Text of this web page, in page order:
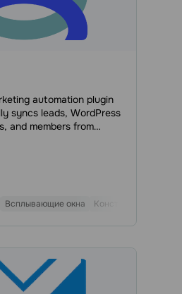
automation plugin
syncs leads, WordPress
and members from
Всплывающие окна Конструктор форм